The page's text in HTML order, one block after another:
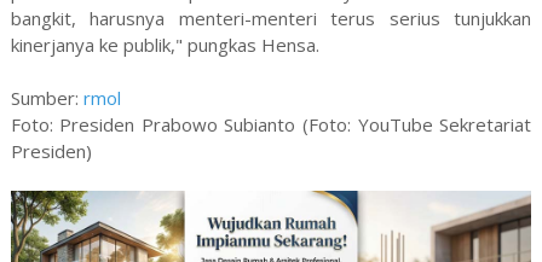
bangkit, harusnya menteri-menteri terus serius tunjukkan
kinerjanya ke publik," pungkas Hensa.
Sumber: rmol
Foto: Presiden Prabowo Subianto (Foto: YouTube Sekretariat
Presiden)